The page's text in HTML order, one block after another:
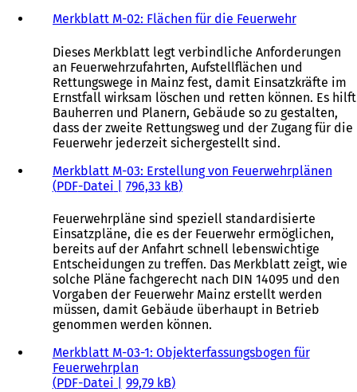
Merkblatt M-02: Flächen für die Feuerwehr
Dieses Merkblatt legt verbindliche Anforderungen
an Feuerwehrzufahrten, Aufstellflächen und
Rettungswege in Mainz fest, damit Einsatzkräfte im
Ernstfall wirksam löschen und retten können. Es hilft
Bauherren und Planern, Gebäude so zu gestalten,
dass der zweite Rettungsweg und der Zugang für die
Feuerwehr jederzeit sichergestellt sind.
Merkblatt M-03: Erstellung von Feuerwehrplänen
PDF-Datei 796,33 kB
Feuerwehrpläne sind speziell standardisierte
Einsatzpläne, die es der Feuerwehr ermöglichen,
bereits auf der Anfahrt schnell lebenswichtige
Entscheidungen zu treffen. Das Merkblatt zeigt, wie
solche Pläne fachgerecht nach DIN 14095 und den
Vorgaben der Feuerwehr Mainz erstellt werden
müssen, damit Gebäude überhaupt in Betrieb
genommen werden können.
Merkblatt M-03-1: Objekterfassungsbogen für
Feuerwehrplan
PDF-Datei 99,79 kB